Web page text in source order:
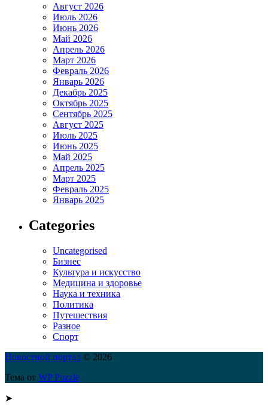
Август 2026
Июль 2026
Июнь 2026
Май 2026
Апрель 2026
Март 2026
Февраль 2026
Январь 2026
Декабрь 2025
Октябрь 2025
Сентябрь 2025
Август 2025
Июль 2025
Июнь 2025
Май 2025
Апрель 2025
Март 2025
Февраль 2025
Январь 2025
Categories
Uncategorised
Бизнес
Культура и искусство
Медицина и здоровье
Наука и техника
Политика
Путешествия
Разное
Спорт
Новостной портал © 2026
Тема от WP Puzzle
➤